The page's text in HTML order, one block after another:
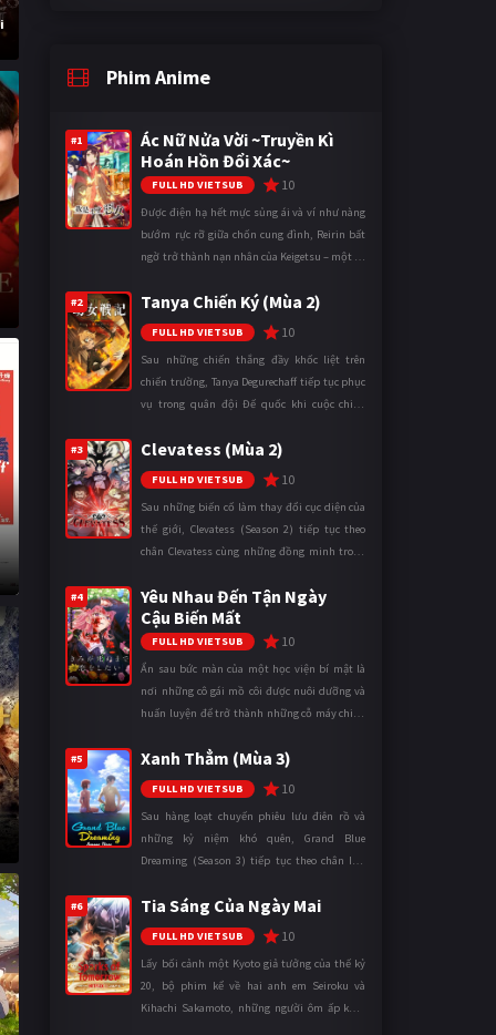
Phim Anime
#1
Ác Nữ Nửa Vời ~Truyền Kì
Hoán Hồn Đổi Xác~
FULL HD VIETSUB 10
Được điện hạ hết mực sủng ái và ví như nàng
bướm rực rỡ giữa chốn cung đình, Reirin bất
ngờ trở thành nạn nhân của Keigetsu – một kẻ
thuật để hoán đổi th ...
#2 Tanya Chiến Ký (Mùa 2)
FULL HD VIETSUB 10
Sau những chiến thắng đầy khốc liệt trên
chiến trường, Tanya Degurechaff tiếp tục phục
vụ trong quân đội Đế quốc khi cuộc chiến
mặt trận. Dù sở hữu tài năn ...
#3 Clevatess (Mùa 2)
FULL HD VIETSUB 10
Sau những biến cố làm thay đổi cục diện của
thế giới, Clevatess (Season 2) tiếp tục theo
chân Clevatess cùng những đồng minh trong
loại đến bờ vực diệ ...
#4
Yêu Nhau Đến Tận Ngày
Cậu Biến Mất
FULL HD VIETSUB 10
Ẩn sau bức màn của một học viện bí mật là
nơi những cô gái mồ côi được nuôi dưỡng và
huấn luyện để trở thành những cỗ máy chiến
được xem là điều hiển nh ...
#5 Xanh Thẳm (Mùa 3)
FULL HD VIETSUB 10
Sau hàng loạt chuyến phiêu lưu điên rồ và
những kỷ niệm khó quên, Grand Blue
Dreaming (Season 3) tiếp tục theo chân Iori
trong những ngày tháng đại học đ ...
#6 Tia Sáng Của Ngày Mai
FULL HD VIETSUB 10
Lấy bối cảnh một Kyoto giả tưởng của thế kỷ
20, bộ phim kể về hai anh em Seiroku và
Kihachi Sakamoto, những người ôm ấp khát